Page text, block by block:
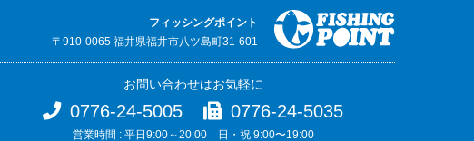
フィッシングポイント
〒910-0065 福井県福井市八ツ島町31-601
お問い合わせはお気軽に
0776-24-5005 0776-24-5035
営業時間 : 平日9:00～20:00 日・祝 9:00〜19:00